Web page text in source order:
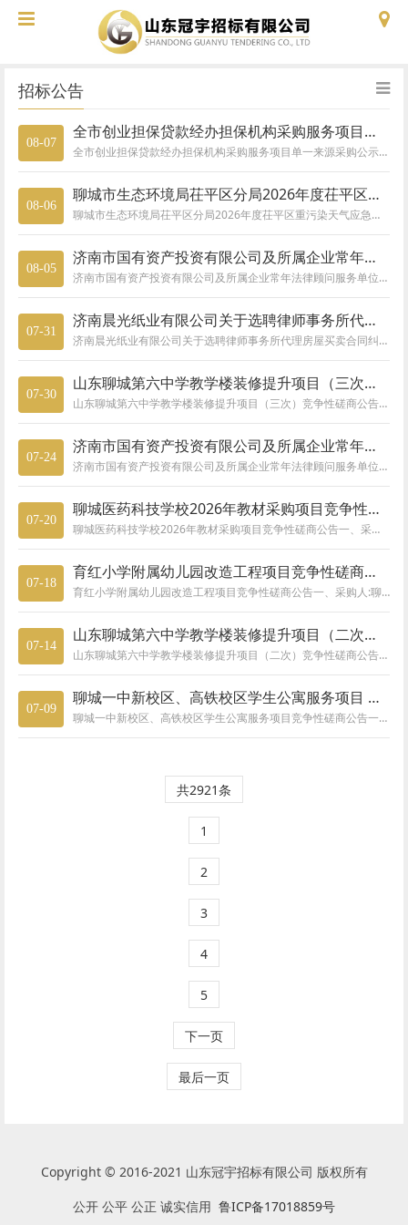
招标公告
08-07
全市创业担保贷款经办担保机构采购服务项目单一来源采购公示
全市创业担保贷款经办担保机构采购服务项目单一来源采购公示全市创业担保贷款经办担保机构采购服务项目采用单一来源方式采购，该项目主要采购内容为全市创业担保贷款经办担保机构采购服务,本项目共分1个包，由聊城昌信融资担保有限公司承担。现将本采购项目予以公示，公示期从2026年08月08日至2026年08月14日止，共计5个工作日。潜在供应商对公示内容有异议的，请于公示期满后2个工作日内将书面意见（包括：供
08-06
聊城市生态环境局茌平区分局2026年度茌平区重污染天气应急预案及应急减排清单编制项目竞争性采购评定公告
聊城市生态环境局茌平区分局2026年度茌平区重污染天气应急预案及应急减排清单编制项目竞争性采购评定公告一、1、采购人：聊城市生态环境局茌平区分局地址：茌平区联系人：杨科长联系电话：0635-71068192、代理机构：山东冠宇招标有限公司地址：东昌府区利民东路26号507室(剧院路口东50米路南)联系人：李全鑫联系电话：15666735210二、竞争性采购评定项目名称：聊城市生态环境局茌平区分局2
08-05
济南市国有资产投资有限公司及所属企业常年法律顾问服务单位采购项目询比采购公告
济南市国有资产投资有限公司及所属企业常年法律顾问服务单位采购项目询比采购公告
07-31
济南晨光纸业有限公司关于选聘律师事务所代理房屋买卖合同纠纷诉讼案件专项法律服务项目询比采购公告
济南晨光纸业有限公司关于选聘律师事务所代理房屋买卖合同纠纷诉讼案件专项法律服务项目询比采购公告
07-30
山东聊城第六中学教学楼装修提升项目（三次）竞争性磋商公告
山东聊城第六中学教学楼装修提升项目（三次）竞争性磋商公告一、采购人:山东聊城第六中学地址：聊城市东昌东路32号联系人：李主任联系方式：15553251833二、采购代理机构：山东冠宇招标有限公司地址：聊城市东昌府区利民东路26号水利科技推广中心507室（剧院路口东50米路南）联系人：李全鑫联系方式：15666735210三、项目名称及采购编号项目名称：山东聊城第六中学教学楼装修提升项目项目编号：S
07-24
济南市国有资产投资有限公司及所属企业常年法律顾问服务单位采购项目询比采购公告
济南市国有资产投资有限公司及所属企业常年法律顾问服务单位采购项目询比采购公告
07-20
聊城医药科技学校2026年教材采购项目竞争性磋商公告
聊城医药科技学校2026年教材采购项目竞争性磋商公告一、采购人：聊城医药科技学校地址：聊城市东昌府区青年林街18号联系人：吴先生联系方式：18563500192二、采购代理机构：山东冠宇招标有限公司地址：聊城市东昌府区利民东路26号水利科技推广中心507室（剧院路口东50米路南）联系人：刘明明联系方式：13176250115邮箱：13176250115@163.com三、项目名称：聊城医药科技学校
07-18
育红小学附属幼儿园改造工程项目竞争性磋商公告
育红小学附属幼儿园改造工程项目竞争性磋商公告一、采购人:聊城市东昌府区育红小学地址：聊城市振兴路71号联系人：顾先生联系方式：13375613136二、采购代理机构：山东冠宇招标有限公司地址：聊城市东昌府区利民东路26号水利科技推广中心507室（剧院路口东50米路南）联系人：李全鑫联系方式：15666735210三、项目名称及采购编号项目名称：育红小学附属幼儿园改造工程项目项目编号：SDGY-Q-
07-14
山东聊城第六中学教学楼装修提升项目（二次）竞争性磋商公告
山东聊城第六中学教学楼装修提升项目（二次）竞争性磋商公告一、采购人:山东聊城第六中学地址：聊城市东昌东路32号联系人：李主任联系方式：15553251833二、采购代理机构：山东冠宇招标有限公司地址：聊城市东昌府区利民东路26号水利科技推广中心507室（剧院路口东50米路南）联系人：李全鑫联系方式：15666735210三、项目名称及采购编号项目名称：山东聊城第六中学教学楼装修提升项目项目编号：S
07-09
聊城一中新校区、高铁校区学生公寓服务项目 竞争性磋商公告
聊城一中新校区、高铁校区学生公寓服务项目竞争性磋商公告一、1、采购人：山东省聊城第一中学地址：聊城市古楼办事处东关居委双街114号联系人：肖主任联系方式：0635-82821262、采购代理机构：山东冠宇招标有限公司地址：东昌府区利民东路26号507室(剧院路口东50米路南)联系人：张程程联系方式：15065523063二、采购项目名称：聊城一中新校区、高铁校区学生公寓服务项目三、采购项目编号：S
共2921条
1
2
3
4
5
下一页
最后一页
Copyright © 2016-2021 山东冠宇招标有限公司 版权所有
公开 公平 公正 诚实信用 鲁ICP备17018859号